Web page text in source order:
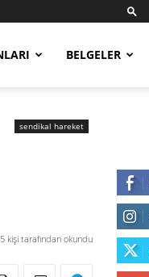
BELGELER
sendikal hareket
kişi tarafından okundu